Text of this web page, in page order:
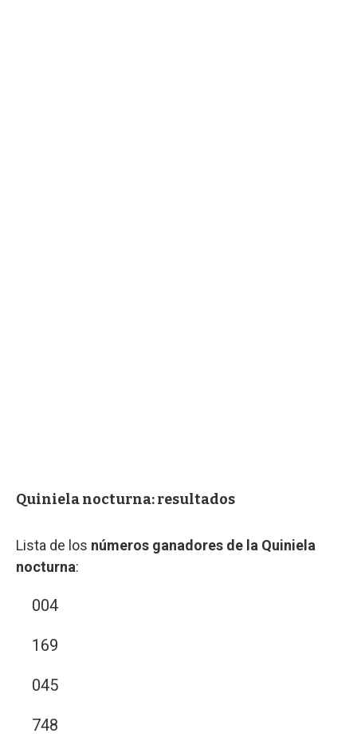
Quiniela nocturna: resultados
Lista de los números ganadores de la Quiniela
nocturna:
004
169
045
748